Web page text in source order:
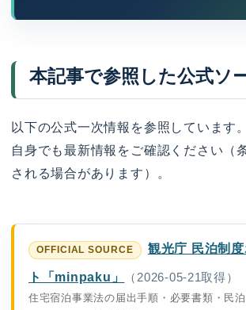
本記事で参照した公式ソ
以下の公式一次情報を参照しています
自身でも最新情報をご確認ください（
される場合があります）。
観光庁 民泊制
ト「minpaku」
（2026-05-21取得）
住宅宿泊事業法の届出手順・必要書類・民